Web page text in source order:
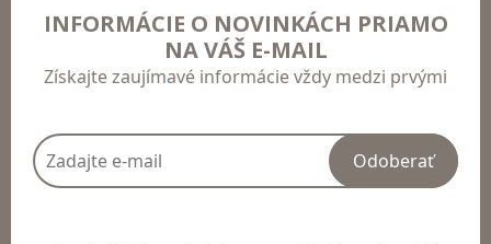
INFORMÁCIE O NOVINKÁCH PRIAMO
NA VÁŠ E-MAIL
Získajte zaujímavé informácie vždy medzi prvými
Odoberať